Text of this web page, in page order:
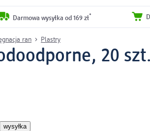
Darmowa wysyłka od 169 zł*
ran Plastry
20 szt.
wysyłka